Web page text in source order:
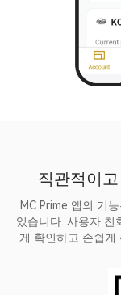
직관적이
MC Prime 앱의 기
있습니다. 사용자 친
게 확인하고 손쉽게